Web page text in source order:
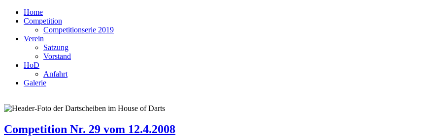
Home
Competition
Competitionserie 2019
Verein
Satzung
Vorstand
HoD
Anfahrt
Galerie
Competition Nr. 29 vom 12.4.2008